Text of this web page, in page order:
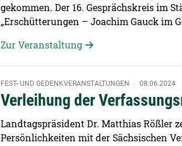
gekommen. Der 16. Gesprächskreis im
„Erschütterungen – Joachim Gauck im
Zur Veranstaltung
Verleihung der
FEST- UND GEDENKVERANSTALTUNGEN 08.06.2024
Landtagspräsident Dr. Matthias Rößler
Persönlichkeiten mit der Sächsischen